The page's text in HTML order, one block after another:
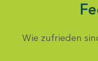
Wie zufrieden